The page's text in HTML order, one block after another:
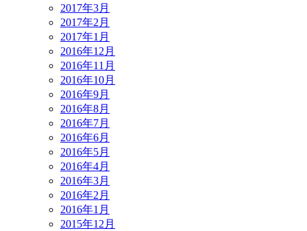
2017年3月
2017年2月
2017年1月
2016年12月
2016年11月
2016年10月
2016年9月
2016年8月
2016年7月
2016年6月
2016年5月
2016年4月
2016年3月
2016年2月
2016年1月
2015年12月